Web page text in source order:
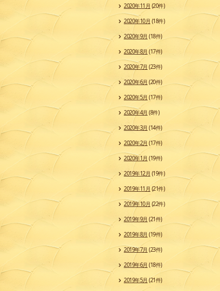
2020年11月 (20件)
2020年10月 (18件)
2020年9月 (18件)
2020年8月 (17件)
2020年7月 (23件)
2020年6月 (20件)
2020年5月 (17件)
2020年4月 (8件)
2020年3月 (14件)
2020年2月 (17件)
2020年1月 (19件)
2019年12月 (19件)
2019年11月 (21件)
2019年10月 (22件)
2019年9月 (21件)
2019年8月 (19件)
2019年7月 (23件)
2019年6月 (18件)
2019年5月(21件)